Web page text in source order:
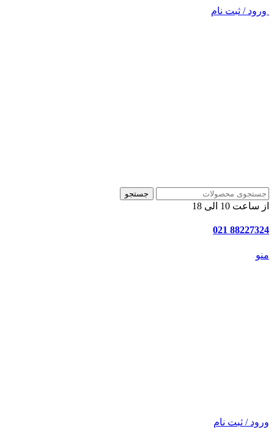
ورود / ثبت نام
جستجو
از ساعت 10 الی 18
88227324 021
منو
ورود / ثبت نام